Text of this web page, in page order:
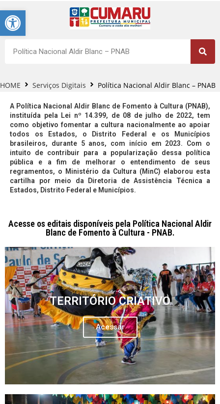
Barra de Ferramentas Aberta
HOME Serviços Digitais Política Nacional Aldir Blanc – PNAB
A Política Nacional Aldir Blanc de Fomento à Cultura (PNAB),
instituída pela Lei nº 14.399, de 08 de julho de 2022, tem
como objetivo fomentar a cultura nacionalmente ao apoiar
todos os Estados, o Distrito Federal e os Municípios
brasileiros, durante 5 anos, com início em 2023. Com o
intuito de contribuir para a popularização dessa política
pública e a fim de melhorar o entendimento de seus
regramentos, o Ministério da Cultura (MinC) elaborou esta
cartilha por meio da Diretoria de Assistência Técnica a
Estados, Distrito Federal e Municípios.
Acesse os editais disponíveis pela Política Nacional Aldir
Blanc de Fomento à Cultura - PNAB.
TERRITÓRIO CRIATIVO
Acessar